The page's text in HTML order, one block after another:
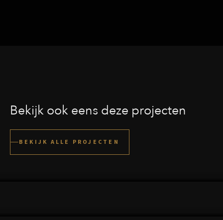
Bekijk ook eens deze projecten
BEKIJK ALLE PROJECTEN
KATWIJK